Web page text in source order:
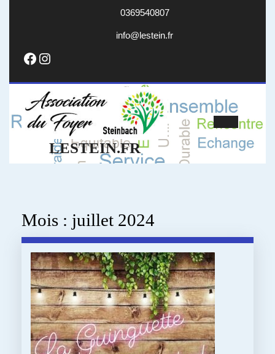
0369540807
info@lestein.frinfo@lestein.fr
Facebook
Instagram
LESTEIN.FR
Open
Mois : juillet 2024